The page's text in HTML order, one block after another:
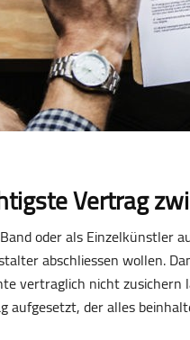
Vertrag
oder als Einzelkünstler
abschliessen wollen.
vertraglich nicht
aufgesetzt, der alles